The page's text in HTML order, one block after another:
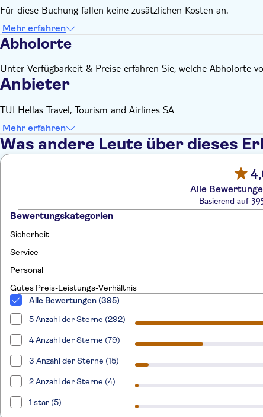
Für diese Buchung fallen keine zusätzlichen Kosten an.
Mehr erfahren
Abholorte
Unter Verfügbarkeit & Preise erfahren Sie, welche Abholorte
Anbieter
TUI Hellas Travel, Tourism and Airlines SA
Mehr erfahren
Was andere Leute über dieses
Alle
Basierend auf
Bewertungskategorien
Sicherheit
Service
Personal
Gutes Preis-Leistungs-Verhältnis
Alle Bewertungen (395)
5 Anzahl der Sterne (292)
4 Anzahl der Sterne (79)
3 Anzahl der Sterne (15)
2 Anzahl der Sterne (4)
1 star (5)